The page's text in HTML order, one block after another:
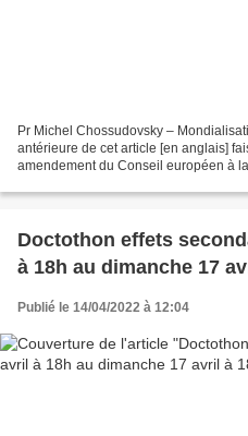
Pr Michel Chossudovsky –
antérieure de cet article [en anglais]
amendement du Conseil européen à
Doctothon effets
à 18h au dimanche 17
Publié le 14/04/2022 à 12:04